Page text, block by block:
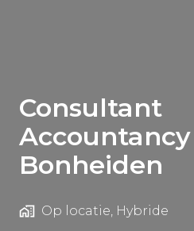
Consultant
Bonheiden
Op locatie, Hybride